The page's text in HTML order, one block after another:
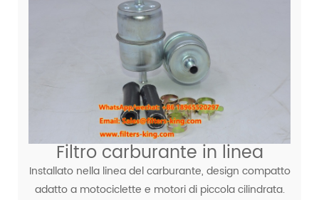
Filtro carburante in linea
Installato nella linea del carburante, design compatto
adatto a motociclette e motori di piccola cilindrata.